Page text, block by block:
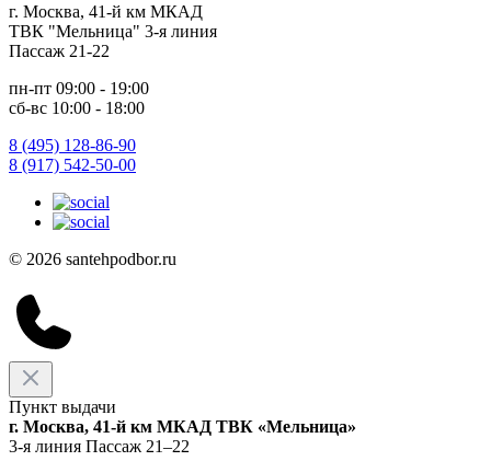
г. Москва, 41-й км МКАД
ТВК "Мельница" 3-я линия
Пассаж 21-22
пн-пт 09:00 - 19:00
сб-вс 10:00 - 18:00
8 (495) 128-86-90
8 (917) 542-50-00
© 2026 santehpodbor.ru
Пункт выдачи
г. Москва, 41-й км МКАД ТВК «Мельница»
3-я линия Пассаж 21–22